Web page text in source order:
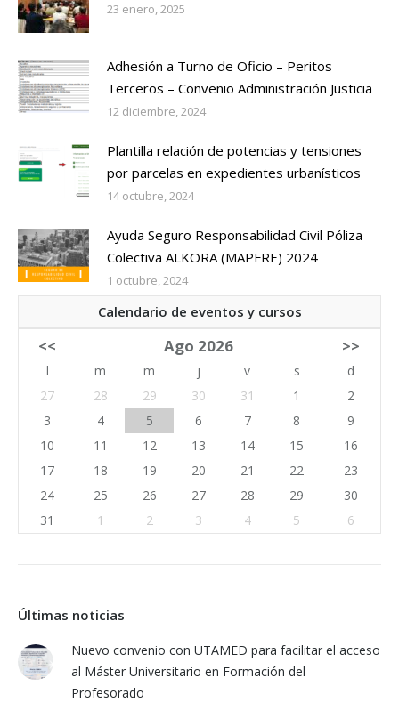
23 enero, 2025
Adhesión a Turno de Oficio – Peritos
Terceros – Convenio Administración Justicia
12 diciembre, 2024
Plantilla relación de potencias y tensiones
por parcelas en expedientes urbanísticos
14 octubre, 2024
Ayuda Seguro Responsabilidad Civil Póliza
Colectiva ALKORA (MAPFRE) 2024
1 octubre, 2024
Calendario de eventos y cursos
<< Ago 2026 >>
l m m j v s
d
27
28 29 30 31 1
2
3
4 5 6 7 8
9
10
11 12 13 14 15
16
17
18 19 20 21 22
23
24
25 26 27 28 29
30
31
1 2 3 4 5 6
Últimas noticias
Nuevo convenio con UTAMED para facilitar el acceso
al Máster Universitario en Formación del
Profesorado